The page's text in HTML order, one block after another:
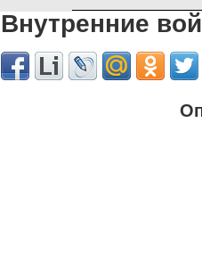
Внутренние